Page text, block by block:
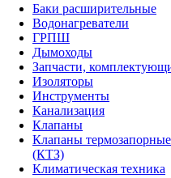
Баки расширительные
Водонагреватели
ГРПШ
Дымоходы
Запчасти,
Изоляторы
Инструменты
Канализация
Клапаны
Клапаны термозапорные
(КТЗ)
Климатическая техника